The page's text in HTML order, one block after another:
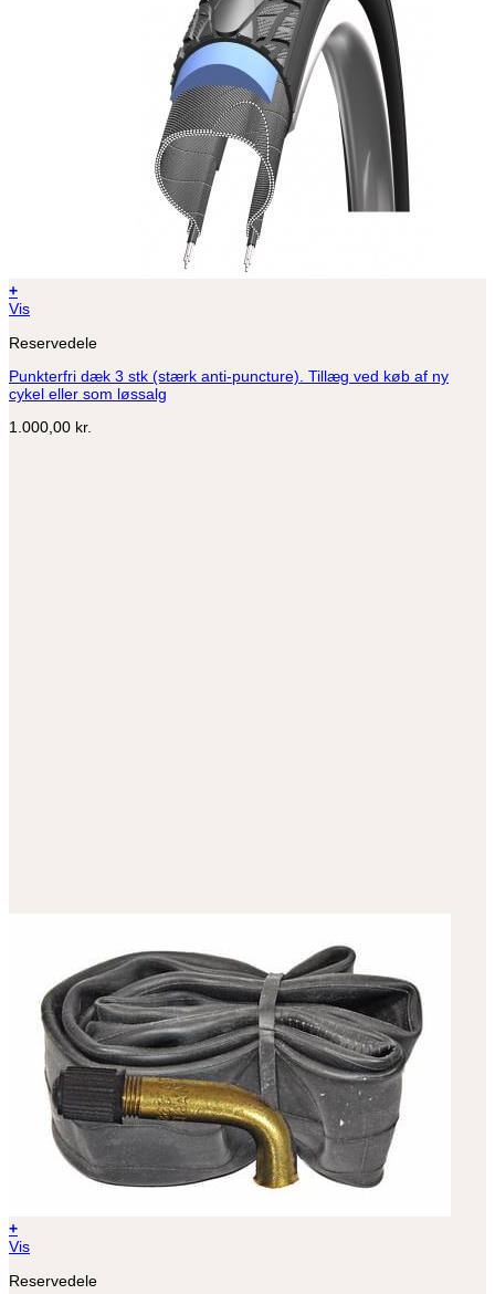
+
Dette
har
varianter.
Mulighederne
vælges
Vis
Reservedele
Punkterfri dæk 3 stk (stærk anti-puncture). Tillæg ved køb af ny
cykel eller som løssalg
1.000,00 kr.
+
Dette
har
Vis
Reservedele